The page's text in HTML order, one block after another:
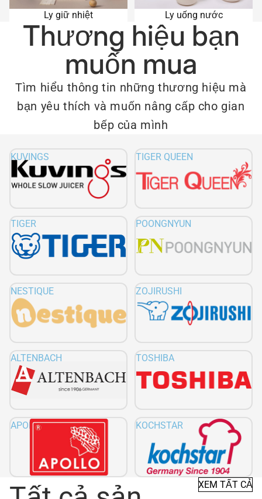
Ly giữ nhiệt Ly uống nước
Thương hiệu bạn
muốn mua
Tìm hiểu thông tin những thương hiệu mà
bạn yêu thích và muốn nâng cấp cho gian
bếp của mình
KUVINGS TIGER QUEEN
TIGER POONGNYUN
NESTIQUE ZOJIRUSHI
ALTENBACH TOSHIBA
APOLLO KOCHSTAR
XEM TẤT CẢ